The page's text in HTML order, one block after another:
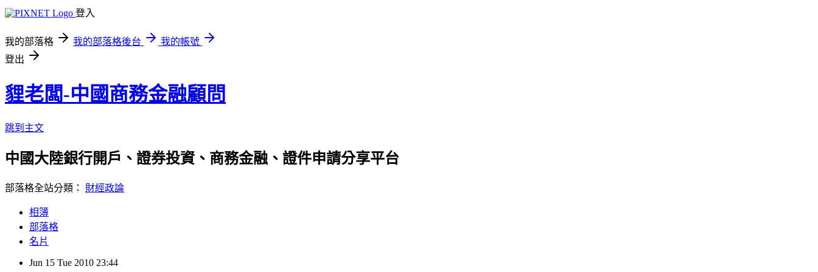
登入
我的部落格 我的部落格後台
我的帳號
登出
貍老闆-中國商務金融顧問
跳到主文
中國大陸銀行開戶、證券投資、商務金融、證件申請分享平台
部落格全站分類： 財經政論
相簿
部落格
名片
Jun 15 Tue 2010 23:44